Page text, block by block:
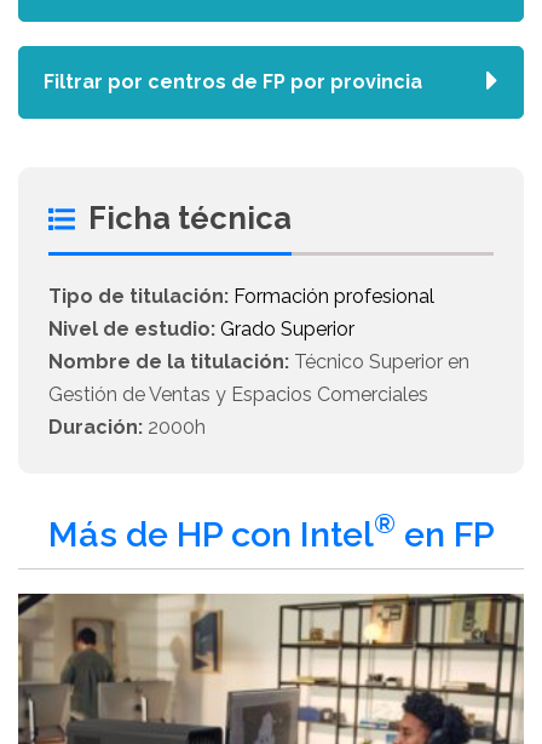
Ficha técnica
Tipo de titulación: Formación profesional
Nivel de estudio: Grado Superior
Nombre de la titulación: Técnico Superior en
Gestión de Ventas y Espacios Comerciales
Duración: 2000h
Más de HP con Intel® en FP
Filtrar por centros de FP por provincia